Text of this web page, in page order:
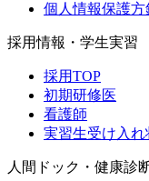
個人情報保護方
採用情報・学生実習
採用TOP
初期研修医
看護師
実習生受け入れ
人間ドック・健康診